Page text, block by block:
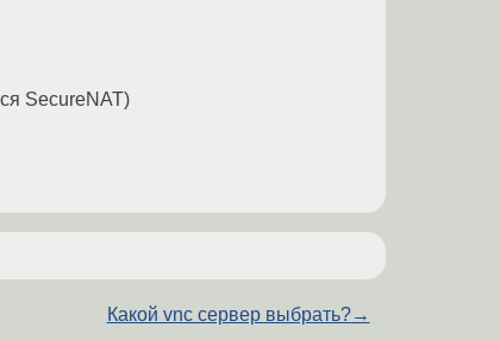
SecureNAT)
Какой vnc сервер выбрать?→